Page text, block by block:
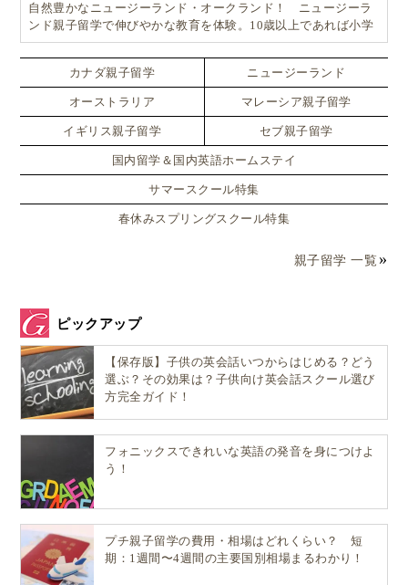
自然豊かなニュージーランド・オークランド！ ニュージーラ
ンド親子留学で伸びやかな教育を体験。10歳以上であれば小学
生でも単身留学可能なスペシャルプラン！！
カナダ親子留学 ニュージーランド
オーストラリア マレーシア親子留学
イギリス親子留学 セブ親子留学
国内留学＆国内英語ホームステイ
サマースクール特集
春休みスプリングスクール特集
親子留学 一覧
ピックアップ
【保存版】子供の英会話いつからはじめる？どう
選ぶ？その効果は？子供向け英会話スクール選び
方完全ガイド！
フォニックスできれいな英語の発音を身につけよ
う！
プチ親子留学の費用・相場はどれくらい？ 短
期：1週間〜4週間の主要国別相場まるわかり！